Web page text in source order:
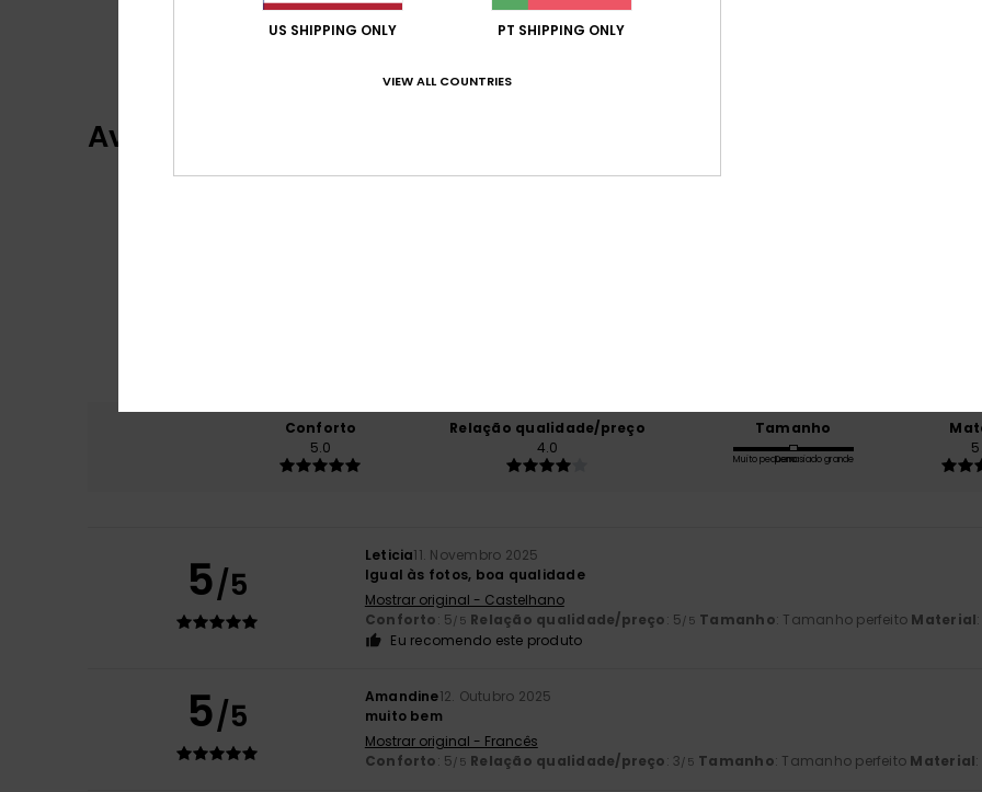
Avaliações dos clientes
Conforto
5.0
Relação qualidade/preço
4.0
Tamanho
Muito pequenoDemasiado grande
5/5
Leticia11. Novembro 2025
Igual às fotos, boa qualidade
Mostrar original - Castelhano
Conforto: 5/5 Relação qualidade/preço: 5/5 Tamanho: Tamanho perfeito Material
Eu recomendo este produto
5/5 Amandine12. Outubro 2025
muito bem
Mostrar original - Francês
Conforto: 5/5 Relação qualidade/preço: 3/5 Tamanho: Tamanho perfeito Material
US SHIPPING ONLY PT SHIPPING ONLY
VIEW ALL COUNTRIES